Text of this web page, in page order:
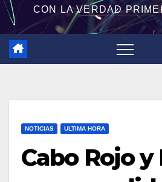
CON LA VERDAD
NOTICIAS ULTIMA HORA
Cabo Rojo y